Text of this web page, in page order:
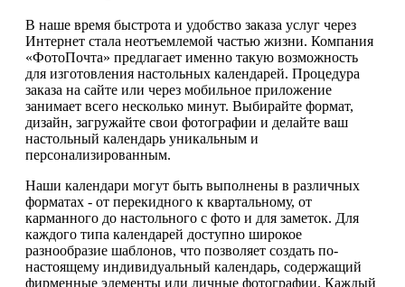
В наше время быстрота и удобство заказа услуг через
Интернет стала неотъемлемой частью жизни. Компания
«ФотоПочта» предлагает именно такую возможность
для изготовления настольных календарей. Процедура
заказа на сайте или через мобильное приложение
занимает всего несколько минут. Выбирайте формат,
дизайн, загружайте свои фотографии и делайте ваш
настольный календарь уникальным и
персонализированным.
Наши календари могут быть выполнены в различных
форматах - от перекидного к квартальному, от
карманного до настольного с фото и для заметок. Для
каждого типа календарей доступно широкое
разнообразие шаблонов, что позволяет создать по-
настоящему индивидуальный календарь, содержащий
фирменные элементы или личные фотографии. Каждый